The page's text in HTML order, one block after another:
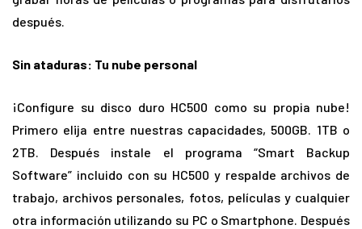
después.
Sin ataduras: Tu nube personal
¡Configure su disco duro HC500 como su propia nube!
Primero elija entre nuestras capacidades, 500GB. 1TB o
2TB. Después instale el programa “Smart Backup
Software” incluido con su HC500 y respalde archivos de
trabajo, archivos personales, fotos, películas y cualquier
otra información utilizando su PC o Smartphone. Después